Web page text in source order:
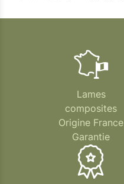
Lames
composites
Origine France
Garantie